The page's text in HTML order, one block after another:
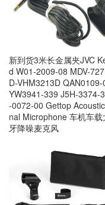
新到货3米长金属夹JVC
d W01-2009-08 MDV-
D-VHM3213D
YW3941-339 J5H-3374-
-0072-00 Gettop
nal Microphone 车机车载
牙降噪麦克风